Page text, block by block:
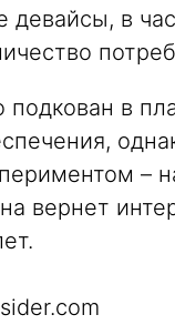
в
в
–
вернет